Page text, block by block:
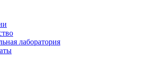
лаборатория